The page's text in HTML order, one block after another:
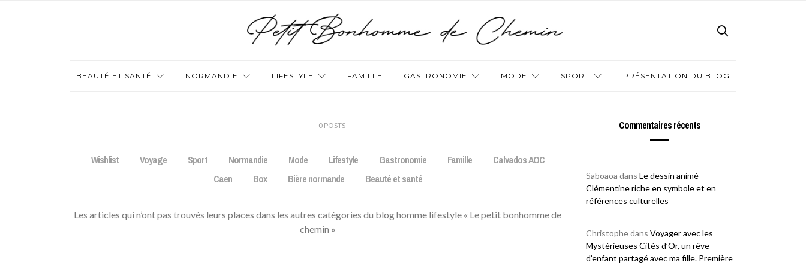
BEAUTÉ ET SANTÉ NORMANDIE LIFESTYLE FAMILLE GASTRONOMIE MODE SPORT PRÉSENTATION DU BLOG
0 POSTS
Wishlist Voyage Sport Normandie Mode Lifestyle Gastronomie Famille
Calvados AOC
Caen
Box Bière normande Beauté et santé
Les articles qui n’ont pas trouvés leurs places dans les autres catégories du blog homme lifestyle « Le petit bonhomme de
chemin »
Commentaires récents
Saboaoa dans Le dessin animé
Clémentine riche en symbole et en
références culturelles
Christophedans Voyager avec les
Mystérieuses Cités d’Or, un rêve
d’enfant partagé avec ma fille. Première